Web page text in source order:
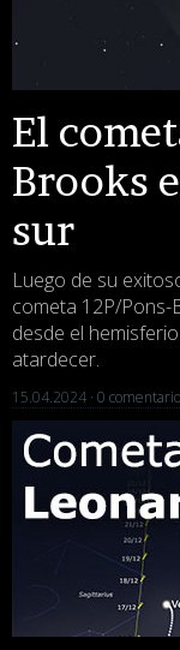
El
Brooks
sur
Luego de su
cometa 12P/
desde el
atardecer.
15.04.2024 · 0